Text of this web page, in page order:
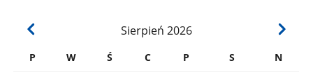
Sierpień 2026
P W Ś C P S N